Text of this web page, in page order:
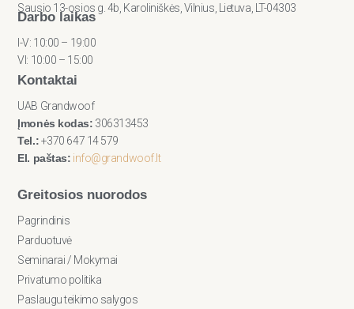
Sausio 13-osios g. 4b, Karoliniškės, Vilnius, Lietuva, LT-04303
Darbo laikas
I-V: 10:00 – 19:00
VI: 10:00 – 15:00
Kontaktai
UAB Grandwoof
Įmonės kodas: 306313453
Tel.:+370 647 14 579
El. paštas: info@grandwoof.lt
Greitosios nuorodos
Pagrindinis
Parduotuvė
Seminarai / Mokymai
Privatumo politika
Paslaugu teikimo salygos